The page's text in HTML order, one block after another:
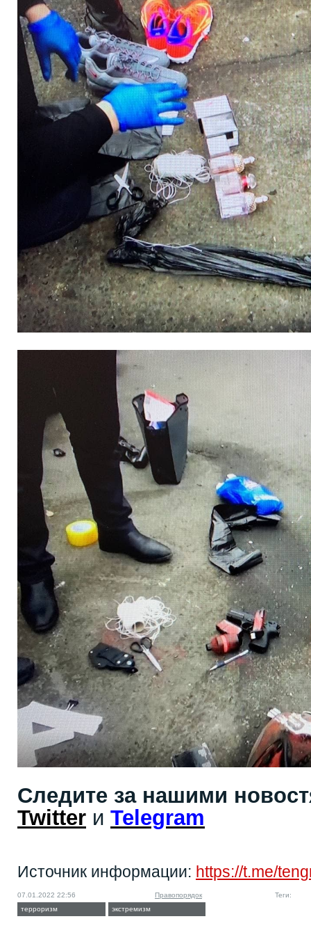
Следите за нашими
Twitter и Telegram
Источник информации: https://t.me/
07.01.2022 22:56 Правопорядок
Теги:
терроризм
экстремизм